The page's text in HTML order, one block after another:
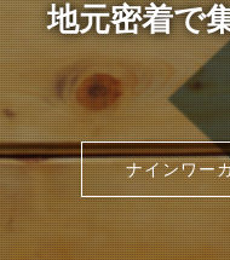
地元密着で
ナインワー